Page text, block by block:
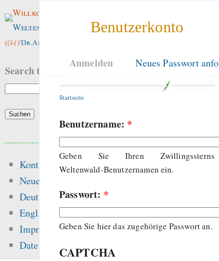
Benutzerkonto
Anmelden Neues Passwort
Startseite
Benutzername: *
Geben Sie Ihren Zwillingssterns
Weltenwald-Benutzernamen ein.
Passwort: *
Geben Sie hier das zugehörige Passwort an.
CAPTCHA
Willkommen im
Weltenwald
((λ()'Dr.ArneBab
Search this site:
Kontakt
Neue Inhalte
Deutsch
English
Impressum
Datenschutz
Beliebte Inhalte
Heute:
schwerste: Der
Fehler